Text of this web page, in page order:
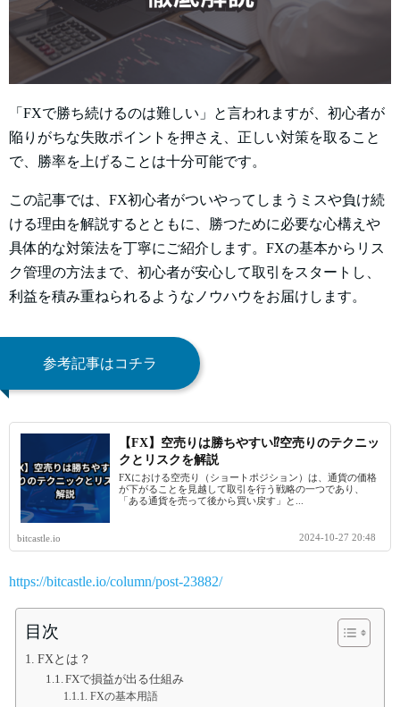
「FXで勝ち続けるのは難しい」と言われますが、初心者が
陥りがちな失敗ポイントを押さえ、正しい対策を取ること
で、勝率を上げることは十分可能です。
この記事では、FX初心者がついやってしまうミスや負け続
ける理由を解説するとともに、勝つために必要な心構えや
具体的な対策法を丁寧にご紹介します。FXの基本からリス
ク管理の方法まで、初心者が安心して取引をスタートし、
利益を積み重ねられるようなノウハウをお届けします。
参考記事はコチラ
【FX】空売りは勝ちやすい⁉空売りのテクニッ
クとリスクを解説
FXにおける空売り（ショートポジション）は、通貨の価格
が下がることを見越して取引を行う戦略の一つであり、
「ある通貨を売って後から買い戻す」と...
bitcastle.io 2024-10-27 20:48
https://bitcastle.io/column/post-23882/
目次
FXとは？
FXで損益が出る仕組み
FXの基本用語